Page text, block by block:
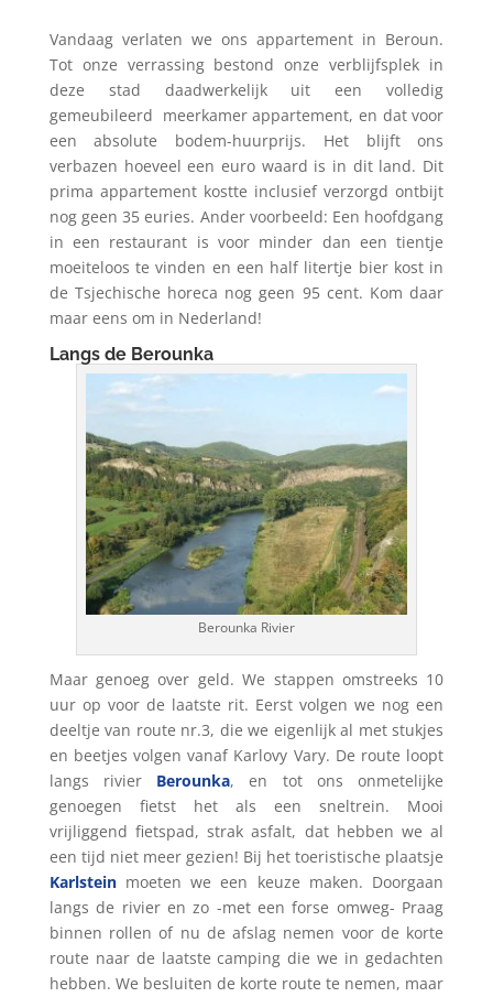
Vandaag verlaten we ons appartement in Beroun.
Tot onze verrassing bestond onze verblijfsplek in
deze stad daadwerkelijk uit een volledig
gemeubileerd meerkamer appartement, en dat voor
een absolute bodem-huurprijs. Het blijft ons
verbazen hoeveel een euro waard is in dit land. Dit
prima appartement kostte inclusief verzorgd ontbijt
nog geen 35 euries. Ander voorbeeld: Een hoofdgang
in een restaurant is voor minder dan een tientje
moeiteloos te vinden en een half litertje bier kost in
de Tsjechische horeca nog geen 95 cent. Kom daar
maar eens om in Nederland!
Langs de Berounka
Berounka Rivier
Maar genoeg over geld. We stappen omstreeks 10
uur op voor de laatste rit. Eerst volgen we nog een
deeltje van route nr.3, die we eigenlijk al met stukjes
en beetjes volgen vanaf Karlovy Vary. De route loopt
langs rivier Berounka, en tot ons onmetelijke
genoegen fietst het als een sneltrein. Mooi
vrijliggend fietspad, strak asfalt, dat hebben we al
een tijd niet meer gezien! Bij het toeristische plaatsje
Karlsteinmoeten we een keuze maken. Doorgaan
langs de rivier en zo -met een forse omweg- Praag
binnen rollen of nu de afslag nemen voor de korte
route naar de laatste camping die we in gedachten
hebben. We besluiten de korte route te nemen, maar